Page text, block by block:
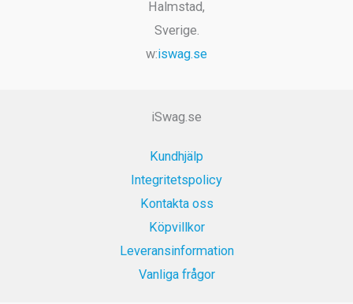
Halmstad,
Sverige.
w:iswag.se
iSwag.se
Kundhjälp
Integritetspolicy
Kontakta oss
Köpvillkor
Leveransinformation
Vanliga frågor